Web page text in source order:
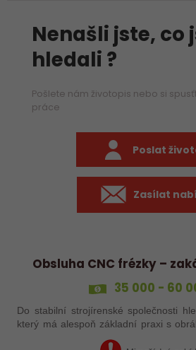
Nenašli jste, co
hledali ?
Pošlete nám životopis nebo si
práce
Poslat
Zasílat
Obsluha CNC frézky –
35 000 - 60
Do stabilní strojírenské společnosti
který má alespoň základní praxi s
technické dokumentaci.